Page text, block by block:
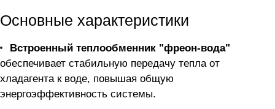
Основные характеристики
Встроенный теплообменник "фреон-вода"
обеспечивает стабильную передачу тепла от
хладагента к воде, повышая общую
энергоэффективность системы.